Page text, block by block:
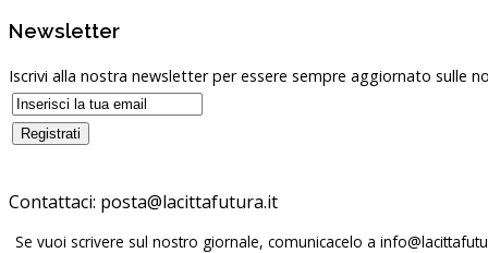
Newsletter
Iscrivi alla nostra newsletter per essere sempre aggiornato sulle
Contattaci:
Se vuoi scrivere sul nostro giornale, comunicacelo a